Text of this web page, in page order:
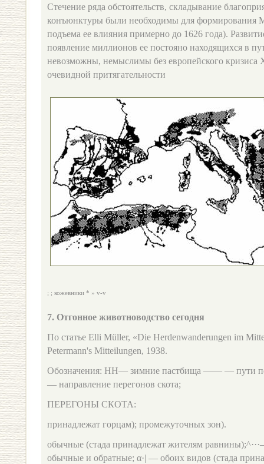
Стечение ряда обстоятельств, складывание
конъюнктуры были необходимы для формирования
подъема ее влияния примерно до 1626 года).
появление миллионов ее постояно находящихся в
невозможны, немыслимы без европейского кризиса
очевидной притягательности
; ; кожевники * » v-v
7. Отгонное животноводство сегодня
По статье Elli Müller, «Die Herdenwanderungen im
Petermann's Mitteilungen, 1938.
Обозначения: HH— зимние пастбища —— — пути
— направление перегонов скота;
ПЕРЕГОНЫ СКОТА:
принадлежат горцам); промежуточных зон).
обычные (стада принадлежат жителям
обычные и обратные; α·| — обоих видов (стада